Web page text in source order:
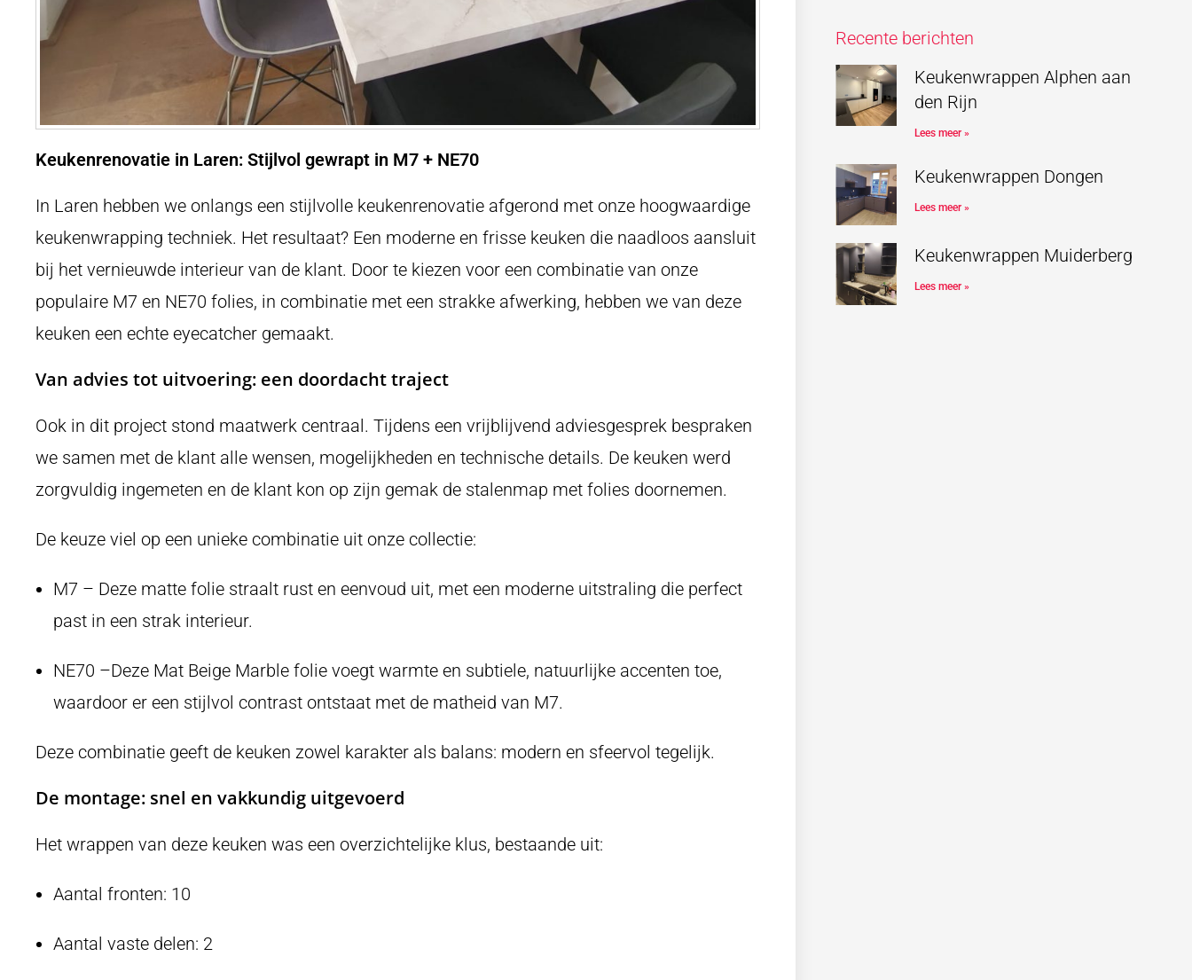
Keukenrenovatie in Laren: Stijlvol gewrapt in M7 + NE70
In Laren hebben we onlangs een stijlvolle keukenrenovatie afgerond met onze hoogwaardige
keukenwrapping techniek. Het resultaat? Een moderne en frisse keuken die naadloos aansluit
bij het vernieuwde interieur van de klant. Door te kiezen voor een combinatie van onze
populaire M7 en NE70 folies, in combinatie met een strakke afwerking, hebben we van deze
keuken een echte eyecatcher gemaakt.
Van advies tot uitvoering: een doordacht traject
Ook in dit project stond maatwerk centraal. Tijdens een vrijblijvend adviesgesprek bespraken
we samen met de klant alle wensen, mogelijkheden en technische details. De keuken werd
zorgvuldig ingemeten en de klant kon op zijn gemak de stalenmap met folies doornemen.
De keuze viel op een unieke combinatie uit onze collectie:
M7 – Deze matte folie straalt rust en eenvoud uit, met een moderne uitstraling die perfect
past in een strak interieur.
NE70 –Deze Mat Beige Marble folie voegt warmte en subtiele, natuurlijke accenten toe,
waardoor er een stijlvol contrast ontstaat met de matheid van M7.
Deze combinatie geeft de keuken zowel karakter als balans: modern en sfeervol tegelijk.
De montage: snel en vakkundig uitgevoerd
Het wrappen van deze keuken was een overzichtelijke klus, bestaande uit:
Aantal fronten: 10
Aantal vaste delen: 2
Recente berichten
Keukenwrappen Alphen aan
den Rijn
Lees meer »
Keukenwrappen Dongen
Lees meer »
Keukenwrappen Muiderberg
Lees meer »